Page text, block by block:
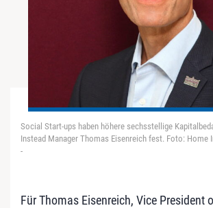
Social Start-ups haben höhere sechsstellige
Instead Manager Thomas Eisenreich fest. Foto: Home
-
Für Thomas Eisenreich, Vice President